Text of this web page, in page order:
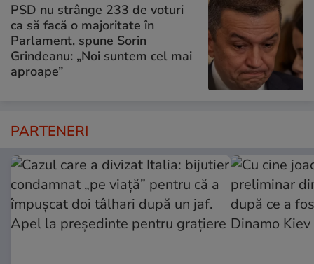
PSD nu strânge 233 de voturi
ca să facă o majoritate în
Parlament, spune Sorin
Grindeanu: „Noi suntem cel mai
aproape”
PARTENERI